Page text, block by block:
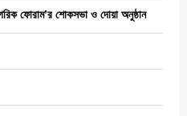
ফোরাম’র শোকসভা ও দোয়া অনুষ্ঠান